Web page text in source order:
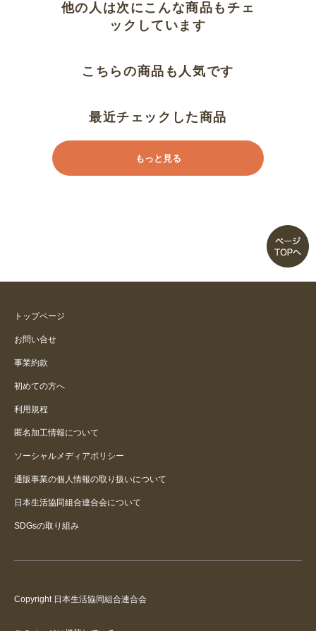
他の人は次にこんな商品もチェ
ックしています
こちらの商品も人気です
最近チェックした商品
もっと見る
トップページ
お問い合せ
事業約款
初めての方へ
利用規程
匿名加工情報について
ソーシャルメディアポリシー
通販事業の個人情報の取り扱いについて
日本生活協同組合連合会について
SDGsの取り組み
Copyright 日本生活協同組合連合会